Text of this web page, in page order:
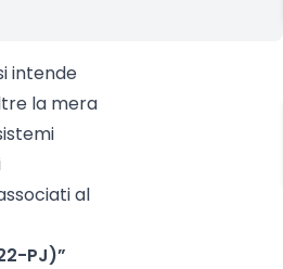
intende
la mera
al
PJ)”